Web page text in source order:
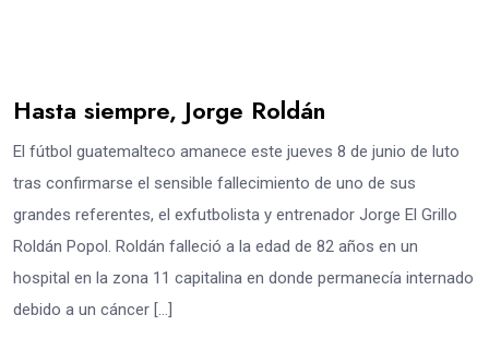
Hasta siempre, Jorge Roldán
El fútbol guatemalteco amanece este jueves 8 de junio de luto
tras confirmarse el sensible fallecimiento de uno de sus
grandes referentes, el exfutbolista y entrenador Jorge El Grillo
Roldán Popol. Roldán falleció a la edad de 82 años en un
hospital en la zona 11 capitalina en donde permanecía internado
debido a un cáncer […]